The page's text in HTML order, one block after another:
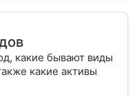
какие бывают виды
какие активы